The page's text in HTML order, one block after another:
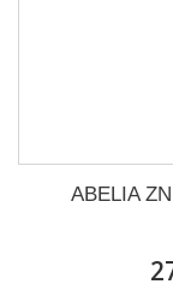
ABELIA